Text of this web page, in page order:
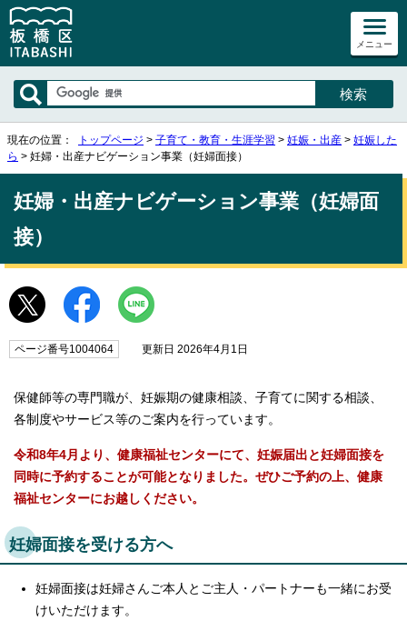
メニュー
現在の位置： トップページ > 子育て・教育・生涯学習 > 妊娠・出産 > 妊娠した
ら > 妊婦・出産ナビゲーション事業（妊婦面接）
妊婦・出産ナビゲーション事業（妊婦面
接）
ページ番号1004064 更新日 2026年4月1日
保健師等の専門職が、妊娠期の健康相談、子育てに関する相談、
各制度やサービス等のご案内を行っています。
令和8年4月より、健康福祉センターにて、妊娠届出と妊婦面接を
同時に予約することが可能となりました。ぜひご予約の上、健康
福祉センターにお越しください。
妊婦面接を受ける方へ
妊婦面接は妊婦さんご本人とご主人・パートナーも一緒にお受
けいただけます。